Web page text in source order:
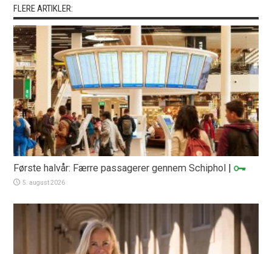
FLERE ARTIKLER:
Første halvår: Færre passagerer gennem Schiphol |
5. august 2026